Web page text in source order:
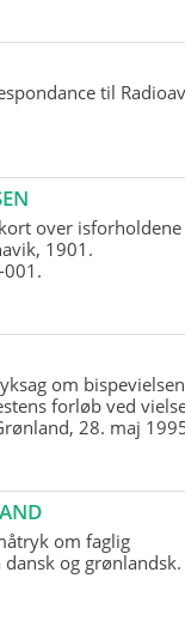
til
over
1901.
om
forløb ved
28. maj
om faglig
og grønlandsk.